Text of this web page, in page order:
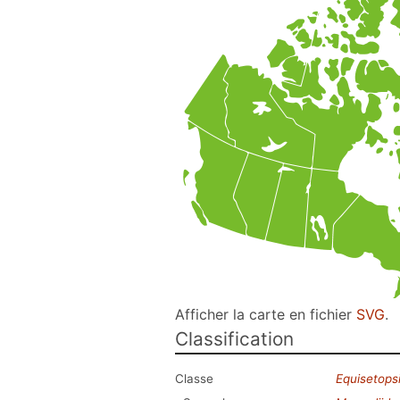
Afficher la carte en fichier SVG.
Classification
Classe